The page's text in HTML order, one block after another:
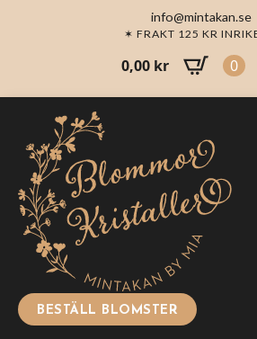
info@mintakan.se
✶ FRAKT 125 KR
0,00 kr 0
BESTÄLL BLOMSTER